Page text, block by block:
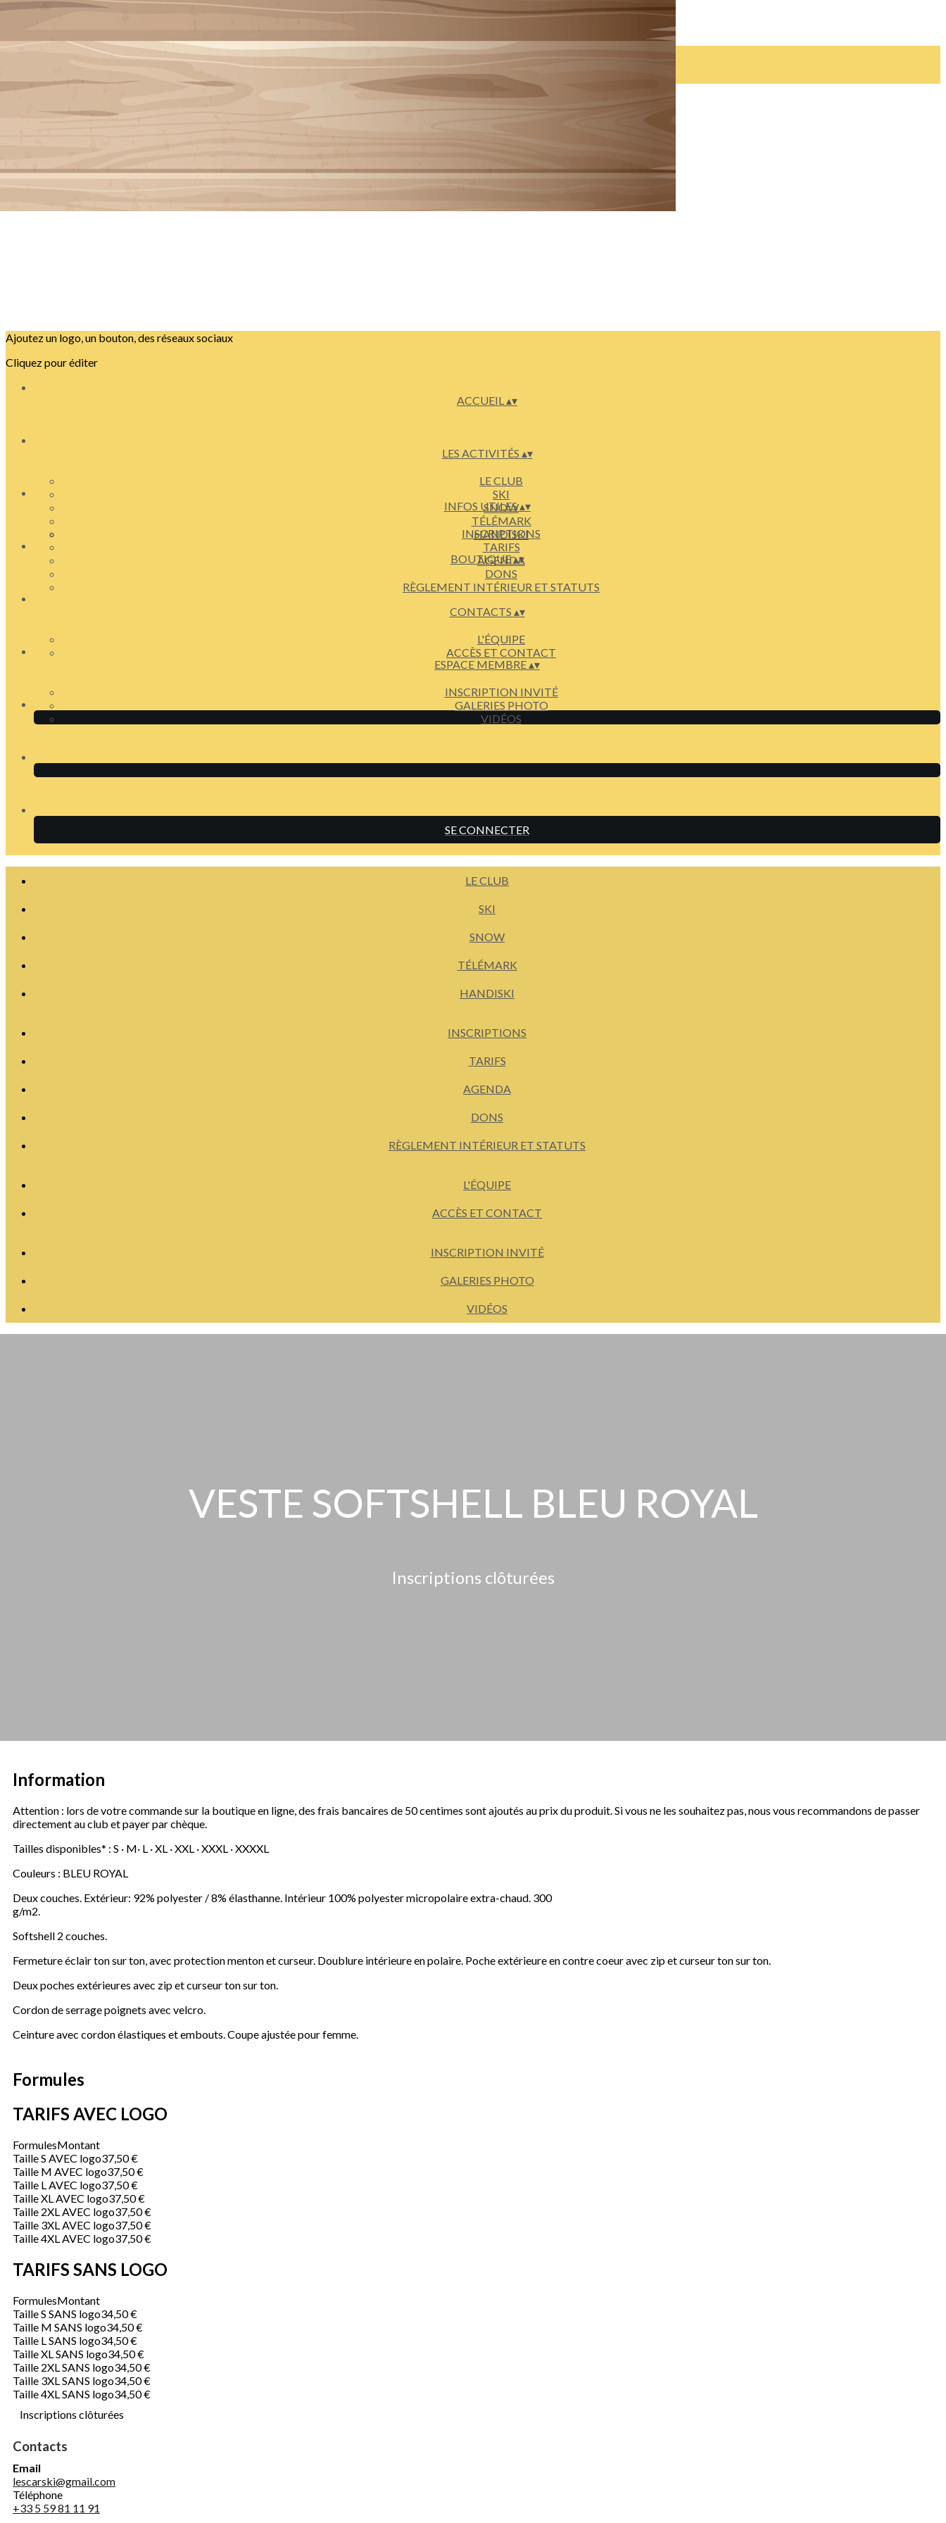
Exporter les lignes sélectionnées
Exporter uniquement les colonnes affichées
?>
Images de la page d'accueil
Ajoutez un logo, un bouton, des réseaux sociaux
Cliquez pour éditer
ACCUEIL▴▾
LES ACTIVITÉS ▴▾
LE CLUB
SKI
SNOW
TÉLÉMARK
HANDISKI
INFOS UTILES▴▾
INSCRIPTIONS
TARIFS
AGENDA
DONS
RÈGLEMENT INTÉRIEUR ET STATUTS
BOUTIQUE▴▾
CONTACTS ▴▾
L'ÉQUIPE
ACCÈS ET CONTACT
ESPACE MEMBRE▴▾
INSCRIPTION INVITÉ
GALERIES PHOTO
VIDÉOS
SE CONNECTER
LE CLUB
SKI
SNOW
TÉLÉMARK
HANDISKI
INSCRIPTIONS
TARIFS
AGENDA
DONS
RÈGLEMENT INTÉRIEUR ET STATUTS
L'ÉQUIPE
ACCÈS ET CONTACT
INSCRIPTION INVITÉ
GALERIES PHOTO
VIDÉOS
VESTE SOFTSHELL BLEU ROYAL
Inscriptions clôturées
Information
Attention : lors de votre commande sur la boutique en ligne, des frais bancaires de 50 centimes sont ajoutés au prix du produit. Si vous ne les souhaitez pas, nous vous recommandons de passer
directement au club et payer par chèque.
Tailles disponibles* : S · M· L · XL · XXL · XXXL · XXXXL
Couleurs : BLEU ROYAL
Deux couches. Extérieur: 92% polyester / 8% élasthanne. Intérieur 100% polyester micropolaire extra-chaud. 300
g/m2.
Softshell 2 couches.
Fermeture éclair ton sur ton, avec protection menton et curseur. Doublure intérieure en polaire. Poche extérieure en contre coeur avec zip et curseur ton sur ton.
Deux poches extérieures avec zip et curseur ton sur ton.
Cordon de serrage poignets avec velcro.
Ceinture avec cordon élastiques et embouts. Coupe ajustée pour femme.
Formules
TARIFS AVEC LOGO
FormulesMontant
Taille S AVEC logo37,50 €
Taille M AVEC logo37,50 €
Taille L AVEC logo37,50 €
Taille XL AVEC logo37,50 €
Taille 2XL AVEC logo37,50 €
Taille 3XL AVEC logo37,50 €
Taille 4XL AVEC logo37,50 €
TARIFS SANS LOGO
FormulesMontant
Taille S SANS logo34,50 €
Taille M SANS logo34,50 €
Taille L SANS logo34,50 €
Taille XL SANS logo34,50 €
Taille 2XL SANS logo34,50 €
Taille 3XL SANS logo34,50 €
Taille 4XL SANS logo34,50 €
Inscriptions clôturées
Contacts
Email
lescarski@gmail.com
Téléphone
+33 5 59 81 11 91